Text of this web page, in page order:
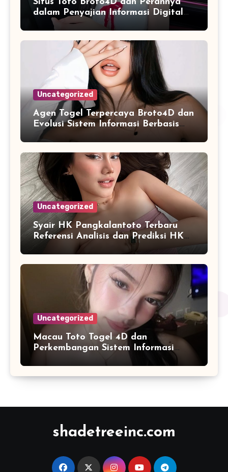
dalam Penyajian Informasi Digital
yang Praktis
Uncategorized
Agen Togel Terpercaya Broto4D dan
Evolusi Sistem Informasi Berbasis
Platform Online
Uncategorized
Syair HK Pangkalantoto Terbaru
Referensi Analisis dan Prediksi HK
Uncategorized
Macau Toto Togel 4D dan
Perkembangan Sistem Informasi
Berbasis Angka di Era Digital
shadetreeinc.com